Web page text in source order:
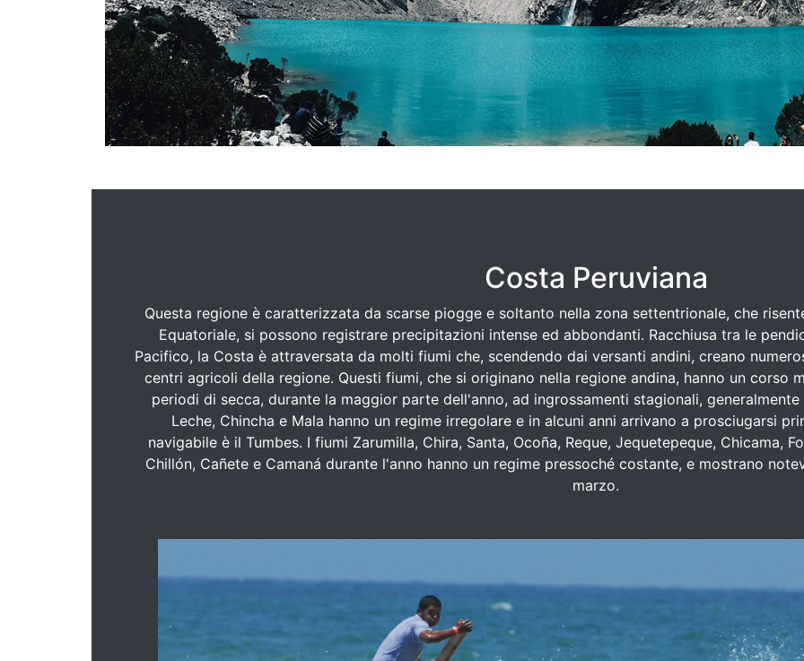
Costa Peruviana
Questa regione è caratterizzata da scarse piogge e soltanto nella zona settentrionale, che
Equatoriale, si possono registrare precipitazioni intense ed abbondanti. Racchiusa tra le
Pacifico, la Costa è attraversata da molti fiumi che, scendendo dai versanti andini, creano
centri agricoli della regione. Questi fiumi, che si originano nella regione andina, hanno un corso
periodi di secca, durante la maggior parte dell'anno, ad ingrossamenti stagionali, generalmente
Leche, Chincha e Mala hanno un regime irregolare e in alcuni anni arrivano a prosciugarsi
navigabile è il Tumbes. I fiumi Zarumilla, Chira, Santa, Ocoña, Reque, Jequetepeque, Chicama,
Chillón, Cañete e Camaná durante l'anno hanno un regime pressoché costante, e mostrano
marzo.